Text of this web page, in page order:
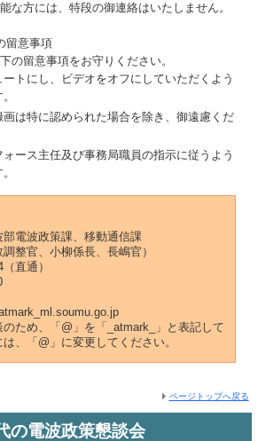
な方には、特段の御連絡はいたしません。
留意事項
の留意事項をお守りください。
トにし、ビデオをオフにしていただくよう
は特に認められた場合を除き、御遠慮くだ
ース主任及び事務局職員の指示に従うよう
電波政策課、移動通信課
調整官、小柳係長、長嶋官）
直通）
ため、「@」を「_atmark_」と表記して
、「@」に変更してください。
ページトップへ戻る
の電波政策懇談会